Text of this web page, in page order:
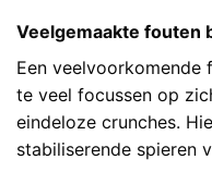
Veelgemaakte fouten
Een
te veel focussen op
eindeloze crunches.
stabiliserende spieren